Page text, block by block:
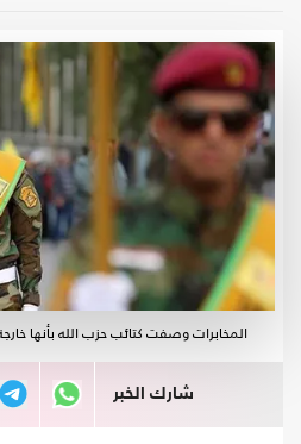
المخابرات وصفت كتائب حزب الله بأنها
شارك الخبر